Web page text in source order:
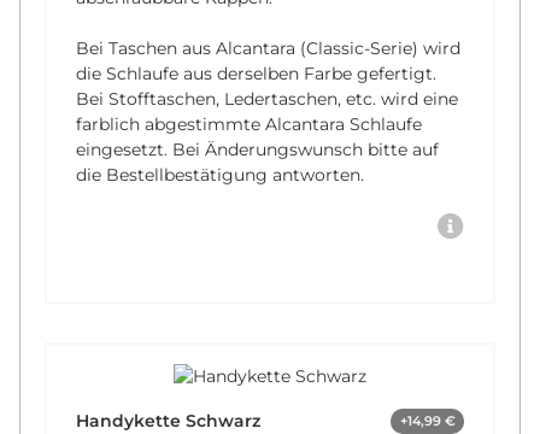
Bei Taschen aus Alcantara (Classic-Serie) wird
die Schlaufe aus derselben Farbe gefertigt.
Bei Stofftaschen, Ledertaschen, etc. wird eine
farblich abgestimmte Alcantara Schlaufe
eingesetzt. Bei Änderungswunsch bitte auf
die Bestellbestätigung antworten.
Handykette Schwarz +14,99 €